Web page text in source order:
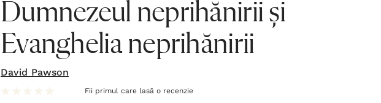
Dumnezeul neprihănirii și
Evanghelia neprihănirii
David Pawson
Fii primul care lasă o recenzie